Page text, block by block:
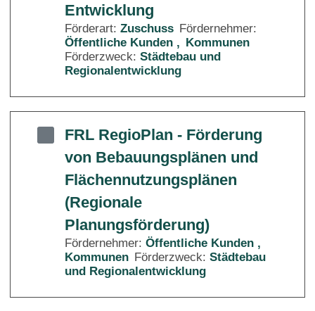
Entwicklung
Förderart: Zuschuss Fördernehmer:
Öffentliche Kunden
Kommunen
Förderzweck: Städtebau und
Regionalentwicklung
FRL RegioPlan - Förderung
von Bebauungsplänen und
Flächennutzungsplänen
(Regionale
Planungsförderung)
Fördernehmer: Öffentliche Kunden
Kommunen Förderzweck: Städtebau
und Regionalentwicklung